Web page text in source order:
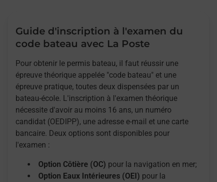
Guide d'inscription à l'examen du
code bateau avec La Poste
Pour obtenir le permis bateau, il faut réussir une
épreuve théorique appelée "code bateau" et une
épreuve pratique, toutes deux dispensées par un
bateau-école. L'inscription à l'examen théorique
nécessite d'avoir au moins 16 ans, un numéro
candidat (OEDIPP), une adresse e-mail et une carte
bancaire. Deux options sont disponibles pour
l'examen :
Option Côtière (OC) pour la navigation en mer;
Option Eaux Intérieures (OEI) pour la